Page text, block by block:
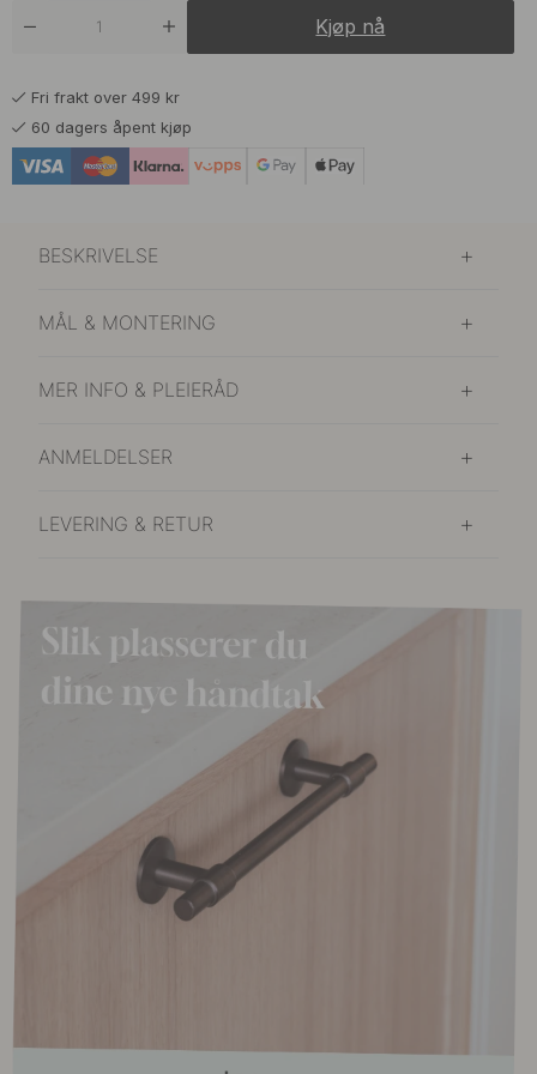
Rustfritt Stål Finish Kjøp nå
Fri frakt over 499 kr
60 dagers åpent kjøp
BESKRIVELSE
MÅL & MONTERING
MER INFO & PLEIERÅD
ANMELDELSER
LEVERING & RETUR